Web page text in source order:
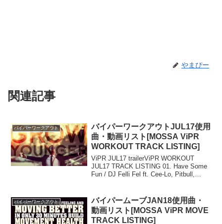
やまぴー
関連記事
バイパーワークアウト
バイパーワークアウトJUL17使用
曲・動画リスト[MOSSA ViPR
WORKOUT TRACK LISTING]
ViPR JUL17 trailerViPR WORKOUT
JUL17 TRACK LISTING 01. Have Some
Fun / DJ Felli Fel ft. Cee-Lo, Pitbull,
バイパーワークアウト
バイパームーブJAN18使用曲・
動画リスト[MOSSA ViPR MOVE
TRACK LISTING]